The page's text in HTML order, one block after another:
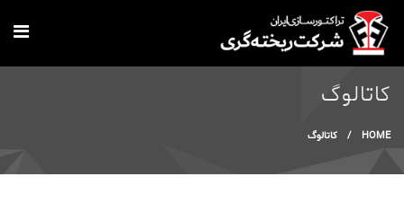
Skip to main content
کاتالوگ
You are here
HOME
/ کاتالوگ